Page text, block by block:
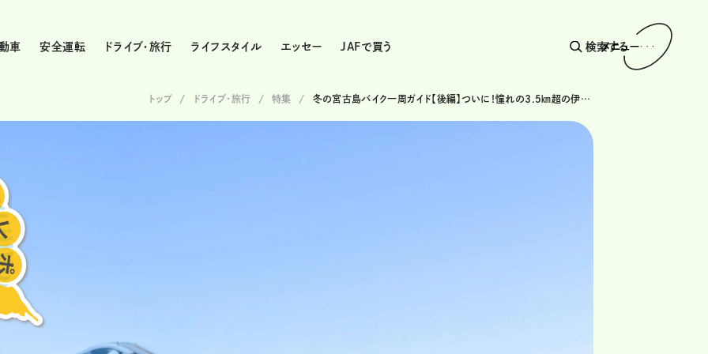
車 安全運転 ドライブ・旅行 ライフスタイル エッセー JAFで買う 検索する
メニュー
トップ ドライブ･旅行 特集 冬の宮古島バイク一周ガイド【後編】ついに！憧れの3.5㎞超の伊良部大橋と日本最南端の天然温泉